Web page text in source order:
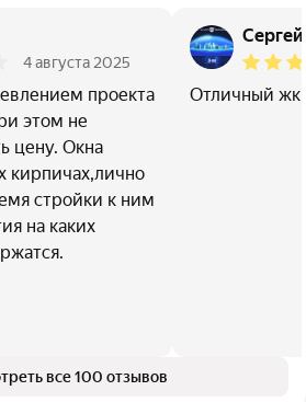
4 августа 2025
проекта
этом не
цену. Окна
кирпичах,лично
стройки к ним
на каких
Сергей
Отличный жк
все 100 отзывов